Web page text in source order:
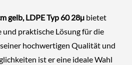
gelb, LDPE Typ 6028µ bietet
und praktische Lösung für die
hochwertigen Qualität und
ist er eine ideale Wahl